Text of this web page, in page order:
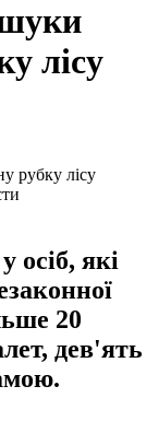
лісу
осіб, які
20
дев'ять